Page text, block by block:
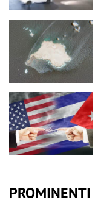
PROMINENTI